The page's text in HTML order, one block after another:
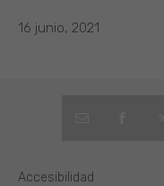
16 junio, 2021
Accesibilidad